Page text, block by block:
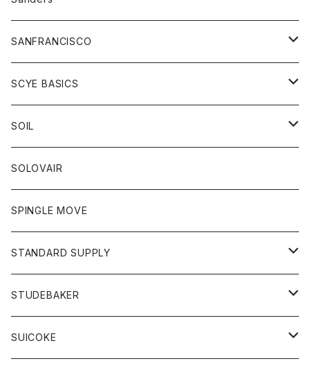
ニット
ベスト
ボトム
ワンピース
コート
パーカー
スカート
Tシャツ
トップス
Tシャツ
トレーナー
ボトム
ショートパンツ
スカート
レディース
スカート
Tシャツ
アクセサリー
バック
グッズ
靴
SANFRANCISCO
アウター
カーディガン
コート
グッズ
ネクタイ
グローブ
アクセサリー
トップス
カットソー
カーディガン
ボトム
ショートパンツ
パンツ
レディース
カットソー
SCYE BASICS
ボトム
ジーンズ
チノパン
トップス
ポロシャツ
ベスト
靴
SOIL
靴
ワンピース
トップス
カットソー
ボトム
パンツ
SOLOVAIR
SPINGLE MOVE
STANDARD SUPPLY
財布
バッグ
STUDEBAKER
アクセサリー
SUICOKE